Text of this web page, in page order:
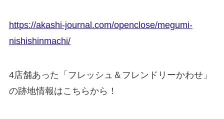
https://akashi-journal.com/openclose/megumi-
nishishinmachi/
4店舗あった「フレッシュ＆フレンドリーかわせ」
の跡地情報はこちらから！